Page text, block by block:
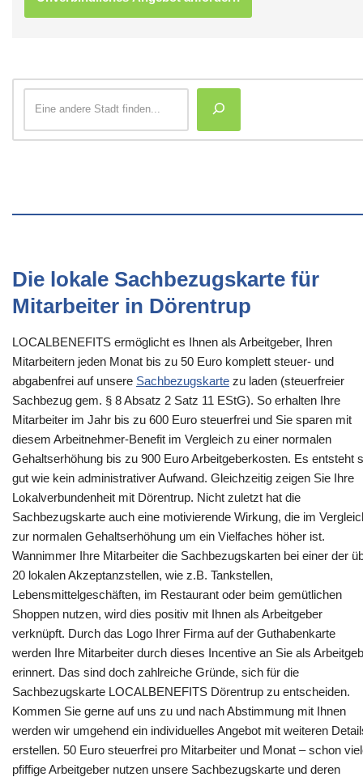
Die lokale Sachbezugskarte für
Mitarbeiter in Dörentrup
LOCALBENEFITS ermöglicht es Ihnen als Arbeitgeber, Ihren
Mitarbeitern jeden Monat bis zu 50 Euro komplett steuer- und
abgabenfrei auf unsere Sachbezugskarte zu laden (steuerfreier
Sachbezug gem. § 8 Absatz 2 Satz 11 EStG). So erhalten Ihre
Mitarbeiter im Jahr bis zu 600 Euro steuerfrei und Sie sparen mit
diesem Arbeitnehmer-Benefit im Vergleich zu einer normalen
Gehaltserhöhung bis zu 900 Euro Arbeitgeberkosten. Es entsteht
gut wie kein administrativer Aufwand. Gleichzeitig zeigen Sie Ihre
Lokalverbundenheit mit Dörentrup. Nicht zuletzt hat die
Sachbezugskarte auch eine motivierende Wirkung, die im
zur normalen Gehaltserhöhung um ein Vielfaches höher ist.
Wannimmer Ihre Mitarbeiter die Sachbezugskarten bei einer der
20 lokalen Akzeptanzstellen, wie z.B. Tankstellen,
Lebensmittelgeschäften, im Restaurant oder beim gemütlichen
Shoppen nutzen, wird dies positiv mit Ihnen als Arbeitgeber
verknüpft. Durch das Logo Ihrer Firma auf der Guthabenkarte
werden Ihre Mitarbeiter durch dieses Incentive an Sie als
erinnert. Das sind doch zahlreiche Gründe, sich für die
Sachbezugskarte LOCALBENEFITS Dörentrup zu entscheiden.
Kommen Sie gerne auf uns zu und nach Abstimmung mit Ihnen
werden wir umgehend ein individuelles Angebot mit weiteren
erstellen. 50 Euro steuerfrei pro Mitarbeiter und Monat – schon
pfiffige Arbeitgeber nutzen unsere Sachbezugskarte und deren